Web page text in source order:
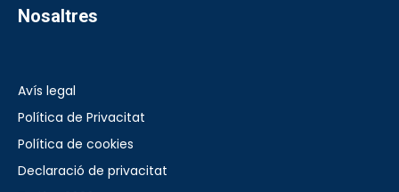
Nosaltres
Avís legal
Política de Privacitat
Política de cookies
Declaració de privacitat